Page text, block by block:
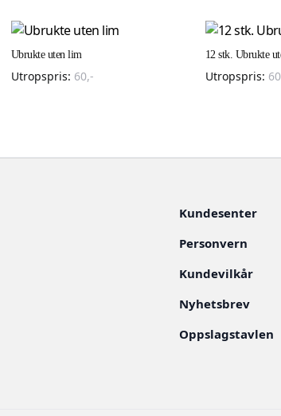
Ubrukte uten lim
Utropspris: 60,-
12 stk. Ubrukte
Utropspris: 60
Kundesenter
Personvern
Kundevilkår
Nyhetsbrev
Oppslagstavlen